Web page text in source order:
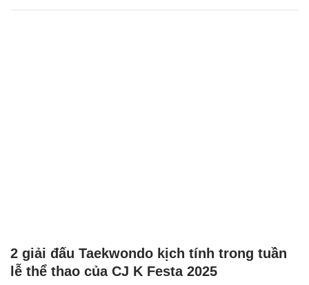
2 giải đấu Taekwondo kịch tính trong tuần
lễ thể thao của CJ K Festa 2025